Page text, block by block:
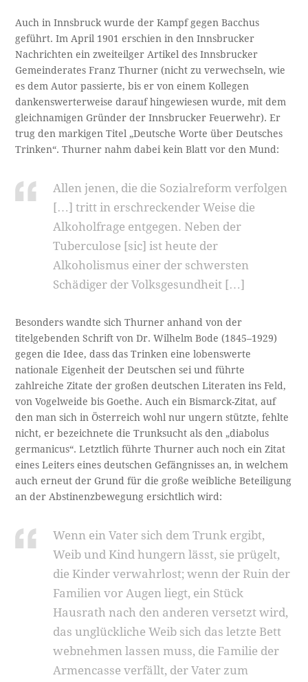
Auch in Innsbruck wurde der Kampf gegen Bacchus
geführt. Im April 1901 erschien in den Innsbrucker
Nachrichten ein zweiteilger Artikel des Innsbrucker
Gemeinderates Franz Thurner (nicht zu verwechseln, wie
es dem Autor passierte, bis er von einem Kollegen
dankenswerterweise darauf hingewiesen wurde, mit dem
gleichnamigen Gründer der Innsbrucker Feuerwehr). Er
trug den markigen Titel „Deutsche Worte über Deutsches
Trinken“. Thurner nahm dabei kein Blatt vor den Mund:
Allen jenen, die die Sozialreform verfolgen
[…] tritt in erschreckender Weise die
Alkoholfrage entgegen. Neben der
Tuberculose [sic] ist heute der
Alkoholismus einer der schwersten
Schädiger der Volksgesundheit […]
Besonders wandte sich Thurner anhand von der
titelgebenden Schrift von Dr. Wilhelm Bode (1845–1929)
gegen die Idee, dass das Trinken eine lobenswerte
nationale Eigenheit der Deutschen sei und führte
zahlreiche Zitate der großen deutschen Literaten ins Feld,
von Vogelweide bis Goethe. Auch ein Bismarck-Zitat, auf
den man sich in Österreich wohl nur ungern stützte, fehlte
nicht, er bezeichnete die Trunksucht als den „diabolus
germanicus“. Letztlich führte Thurner auch noch ein Zitat
eines Leiters eines deutschen Gefängnisses an, in welchem
auch erneut der Grund für die große weibliche Beteiligung
an der Abstinenzbewegung ersichtlich wird:
Wenn ein Vater sich dem Trunk ergibt,
Weib und Kind hungern lässt, sie prügelt,
die Kinder verwahrlost; wenn der Ruin der
Familien vor Augen liegt, ein Stück
Hausrath nach den anderen versetzt wird,
das unglückliche Weib sich das letzte Bett
webnehmen lassen muss, die Familie der
Armencasse verfällt, der Vater zum